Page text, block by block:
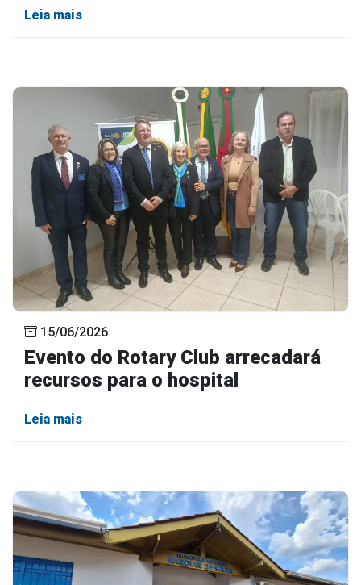
Leia mais
15/06/2026
Evento do Rotary Club arrecadará
recursos para o hospital
Leia mais